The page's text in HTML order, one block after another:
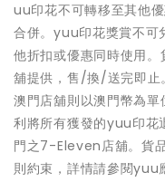
uu印花不可轉移至其他
合併。yuu印花獎賞不可
他折扣或優惠同時使用
舖提供，售/換/送完即止
澳門店舖則以澳門幣為
利將所有獲發的yuu印花
門之7-Eleven店舖。貨
則約束，詳情請參閱yuu